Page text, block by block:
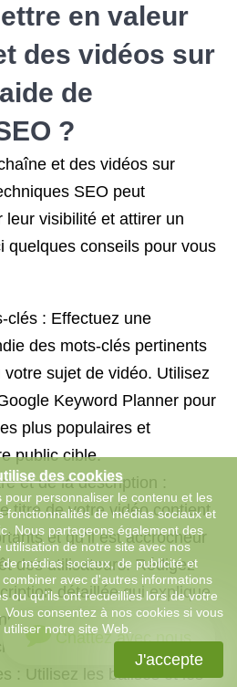
en valeur
des vidéos sur
de
?
et des vidéos sur
SEO peut
leur visibilité et attirer un
quelques conseils pour vous
clés : Effectuez une
des mots-clés pertinents
sujet de vidéo. Utilisez
Keyword Planner pour
plus populaires et
public cible.
et de la description :
titre de votre vidéo contient
et qu’il est accrocheur
des utilisateurs. Rédigez
détaillée qui explique
de votre vidéo tout en
pertinents.
: Utilisez les balises et les
Chattez avec nous
des cookies
pour personnaliser le contenu et les
fonctionnalités de médias sociaux et
Nous partageons également des
de notre site avec nos
médias sociaux, de publicité et
avec d'autres informations
ou qu'ils ont recueillies lors de votre
consentez à nos cookies si vous
notre site Web.
J'accepte